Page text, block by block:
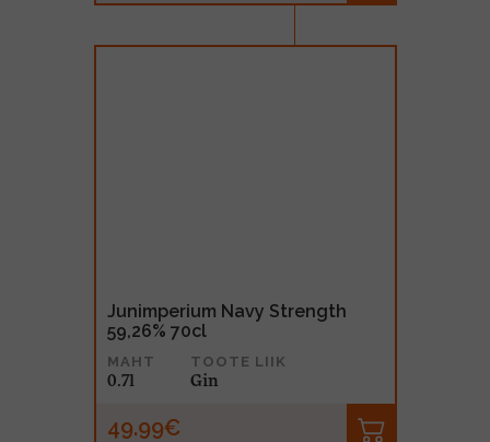
Junimperium Navy Strength
59,26% 70cl
MAHT
0.7l
TOOTE LIIK
Gin
49.99€